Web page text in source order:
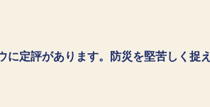
定評があります。防災を堅苦しく捉え